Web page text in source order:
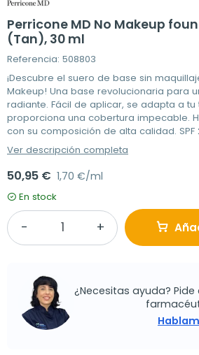
Perricone MD No Makeup
(Tan), 30 ml
Referencia: 508803
¡Descubre el suero de base sin
Makeup! Una base revolucionaria para
radiante. Fácil de aplicar, se adapta a
proporciona una cobertura impecable.
con su composición de alta calidad.
Ver descripción completa
50,95 € 1,70 €/ml
En stock
¿Necesitas ayuda?